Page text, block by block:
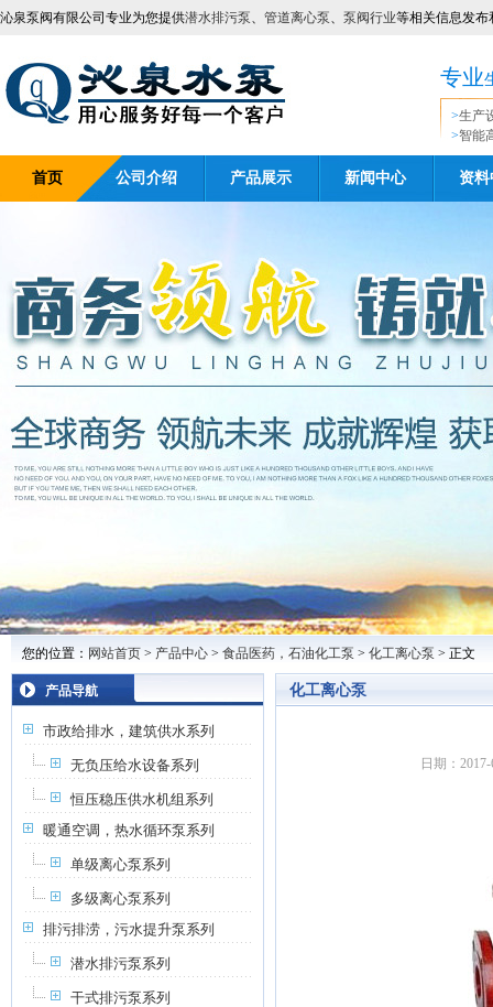
沁泉泵阀有限公司专业为您提供潜水排污泵、 管道离心泵、 泵阀行业等相关信息发布
专业
>生产
>智能
首页 公司介绍 产品展示 新闻中心 资料
您的位置： 网站首页 > 产品中心 > 食品医药，石油化工泵 > 化工离心泵 > 正文
产品导航
市政给排水，建筑供水系列
无负压给水设备系列
恒压稳压供水机组系列
暖通空调，热水循环泵系列
单级离心泵系列
多级离心泵系列
排污排涝，污水提升泵系列
潜水排污泵系列
干式排污泵系列
化工离心泵
日期：